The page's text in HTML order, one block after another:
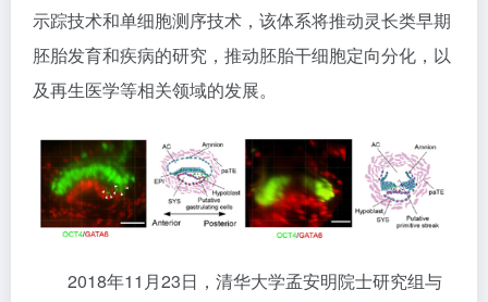
示踪技术和单细胞测序技术，该体系将推动灵长类早期
胚胎发育和疾病的研究，推动胚胎干细胞定向分化，以
及再生医学等相关领域的发展。
2018年11月23日，清华大学孟安明院士研究组与